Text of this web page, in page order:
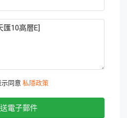
同意 私隱政策
電子郵件